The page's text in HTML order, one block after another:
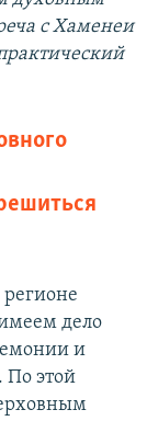
с Хаменеи
дело
и
По этой